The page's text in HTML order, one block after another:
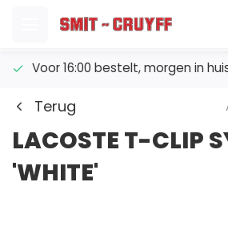
Voor 16:00 bestelt, morgen in
Terug
LACOSTE T-CLIP
'WHITE'